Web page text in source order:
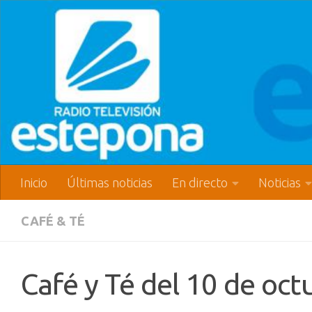
Inicio Últimas noticias En directo Noticias
CAFÉ & TÉ
Café y Té del 10 de